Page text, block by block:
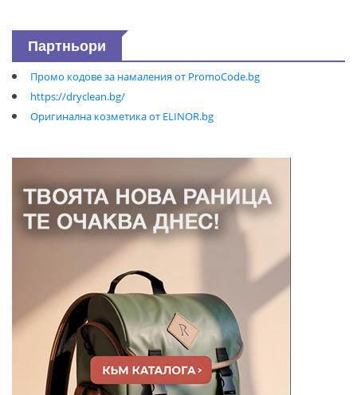
Партньори
Промо кодове за намаления от PromoCode.bg
https://dryclean.bg/
Оригинална козметика от ELINOR.bg